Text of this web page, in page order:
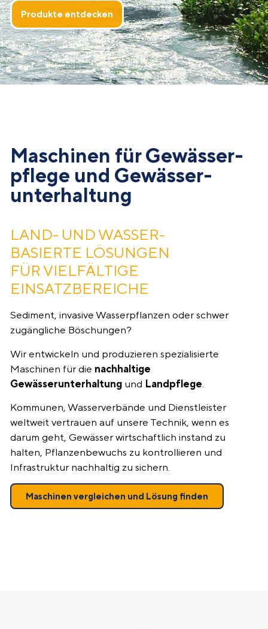
Produkte entdecken
Maschinen für Gewässer­
pflege und Gewässer­
unterhaltung
LAND- UND WASSER­
BASIERTE LÖSUNGEN
FÜR VIELFÄLTIGE
EINSATZBEREICHE
Sediment, invasive Wasserpflanzen oder schwer
zugängliche Böschungen?
Wir entwickeln und produzieren spezialisierte
Maschinen für die nachhaltige
Gewässerunterhaltung und Landpflege
Kommunen, Wasserverbände und Dienstleister
weltweit vertrauen auf unsere Technik, wenn es
darum geht, Gewässer wirtschaftlich instand zu
halten, Pflanzenbewuchs zu kontrollieren und
Infrastruktur nachhaltig zu sichern.
Maschinen vergleichen und Lösung finden